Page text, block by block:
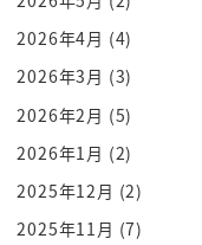
てるとかクーデタ
ことじゃないんで
が野党がですね
なんだというです
たっていうんです
と これがよくわ
後ほどしっかりと
2026年4月 (4)
2026年3月 (3)
2026年2月 (5)
2026年1月 (2)
2025年12月 (2)
2025年11月 (7)